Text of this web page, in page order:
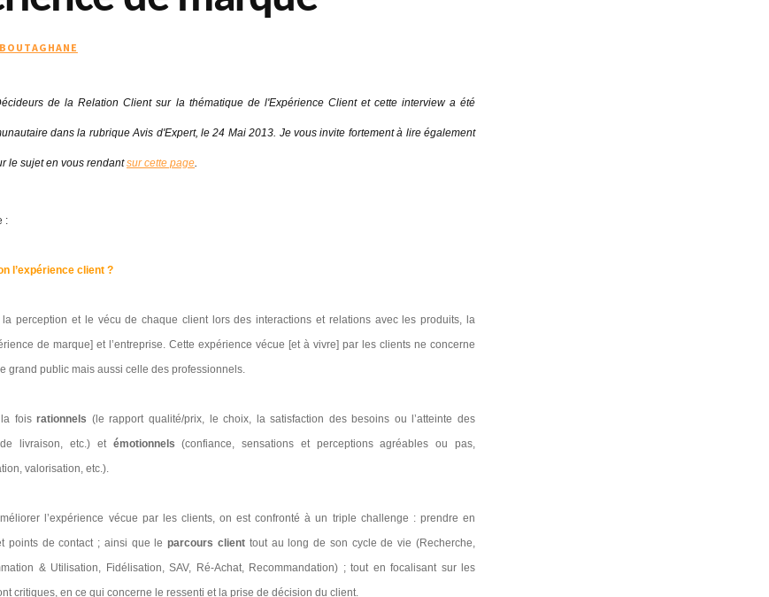
de la Relation Client sur la thématique de l'Expérience Client et cette interview a été
dans la rubrique Avis d'Expert, le 24 Mai 2013. Je vous invite fortement à lire également
le sujet en vous rendantsur cette page.
:
l’expérience client ?
la perception et le vécu de chaque client lors des interactions et relations avec les produits, la
de marque] et l’entreprise. Cette expérience vécue [et à vivre] par les clients ne concerne
grand public mais aussi celle des professionnels.
la foisrationnels (le rapport qualité/prix, le choix, la satisfaction des besoins ou l’atteinte des
livraison, etc.) et émotionnels (confiance, sensations et perceptions agréables ou pas,
valorisation, etc.).
l’expérience vécue par les clients, on est confronté à un triple challenge : prendre en
points de contact ; ainsi que leparcours client tout au long de son cycle de vie (Recherche,
& Utilisation, Fidélisation, SAV, Ré-Achat, Recommandation) ; tout en focalisant sur les
critiques, en ce qui concerne le ressenti et la prise de décision du client.